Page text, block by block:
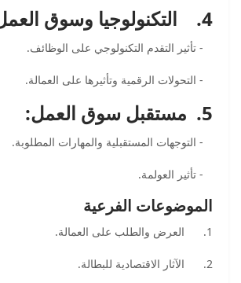
4. التكنولوجيا وسوق العمل:
- تأثير التقدم التكنولوجي على الوظائف.
- التحولات الرقمية وتأثيرها على العمالة.
5. مستقبل سوق العمل:
- التوجهات المستقبلية والمهارات المطلوبة.
- تأثير العولمة.
الموضوعات الفرعية
1. العرض والطلب على العمالة.
2. الآثار الاقتصادية للبطالة.